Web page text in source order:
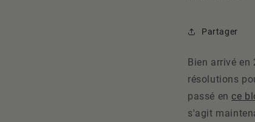
Partager
Bien arrivé
résolutions
passé en ce
s'agit